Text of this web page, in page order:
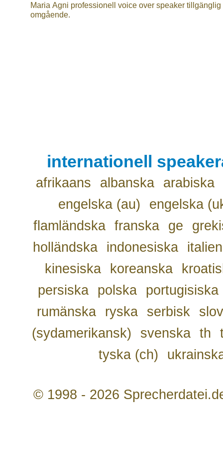
Maria Agni professionell voice over speaker tillgänglig
omgående.
internationell
afrikaans albanska
arabiska
engelska (au)
engelska
flamländska franska ge
holländska
indonesiska
kinesiska
koreanska
persiska
polska
portugisiska
rumänska
ryska serbisk
(sydamerikansk)
svenska th
tyska (ch)
© 1998 - 2026